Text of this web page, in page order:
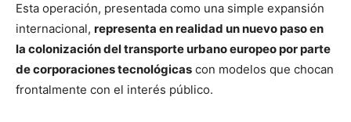
Esta operación, presentada como una simple expansión
internacional, representa en realidad un nuevo paso en
la colonización del transporte urbano europeo por parte
de corporaciones tecnológicas con modelos que chocan
frontalmente con el interés público.